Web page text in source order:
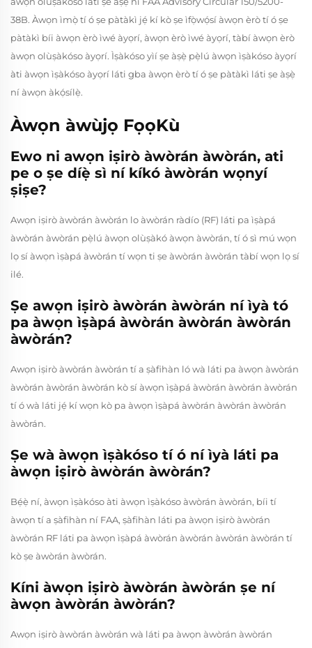
38B. Àwọn ìmọ̀ tí ó ṣe pàtàkì jẹ́ kí kò ṣe ìfọ̀wọ́sí àwọn èrò tí ó ṣe
pàtàkì bíi àwọn èrò ìwé àyọrí, àwọn èrò ìwé àyọrí, tàbí àwọn èrò
àwọn olùṣàkóso àyọrí. Ìṣàkóso yìí ṣe àṣẹ̀ pẹ̀lú àwọn ìṣàkóso àyọrí
àti àwọn ìṣàkóso àyọrí láti gba àwọn èrò tí ó ṣe pàtàkì láti ṣe àṣẹ̀
ní àwọn àkọ́sílẹ̀.
Àwọn àwùjọ FọọKù
Ewo ni awọn iṣirò àwòrán àwòrán, ati
pe o ṣe díẹ̀ sì ní kíkó àwòrán wọnyí
ṣiṣe?
Awọn iṣirò àwòrán àwòrán lo àwòrán ràdío (RF) láti pa ìṣàpá
àwòrán àwòrán pẹ̀lú àwọn olùṣàkó àwọn àwòrán, tí ó sì mú wọn
lọ sí àwọn ìṣàpá àwòrán tí wọn ti ṣe àwòrán àwòrán tàbí wọn lọ sí
ilé.
Ṣe awọn iṣirò àwòrán àwòrán ní ìyà tó
pa àwọn ìṣàpá àwòrán àwòrán àwòrán
àwòrán?
Awọn iṣirò àwòrán àwòrán tí a ṣàfihàn ló wà láti pa àwọn àwòrán
àwòrán àwòrán àwòrán kò sí àwọn ìṣàpá àwòrán àwòrán àwòrán
tí ó wà láti jẹ́ kí wọn kò pa àwọn ìṣàpá àwòrán àwòrán àwòrán
àwòrán.
Ṣe wà àwọn ìṣàkóso tí ó ní ìyà láti pa
àwọn iṣirò àwòrán àwòrán?
Bẹ́ẹ̀ ní, àwọn ìṣàkóso àti àwọn ìṣàkóso àwòrán àwòrán, bíi tí
àwọn tí a ṣàfihàn ní FAA, ṣàfihàn láti pa àwọn iṣirò àwòrán
àwòrán RF láti pa àwọn ìṣàpá àwòrán àwòrán àwòrán àwòrán tí
kò ṣe àwòrán àwòrán.
Kíni àwọn iṣirò àwòrán àwòrán ṣe ní
àwọn àwòrán àwòrán?
Awọn iṣirò àwòrán àwòrán wà láti pa àwọn àwòrán àwòrán